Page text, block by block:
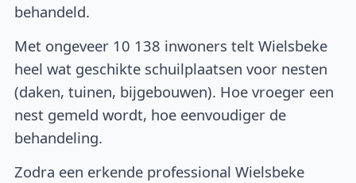
behandeld.
Met ongeveer 10 138 inwoners telt Wielsbeke
heel wat geschikte schuilplaatsen voor nesten
(daken, tuinen, bijgebouwen). Hoe vroeger een
nest gemeld wordt, hoe eenvoudiger de
behandeling.
Zodra een erkende professional Wielsbeke